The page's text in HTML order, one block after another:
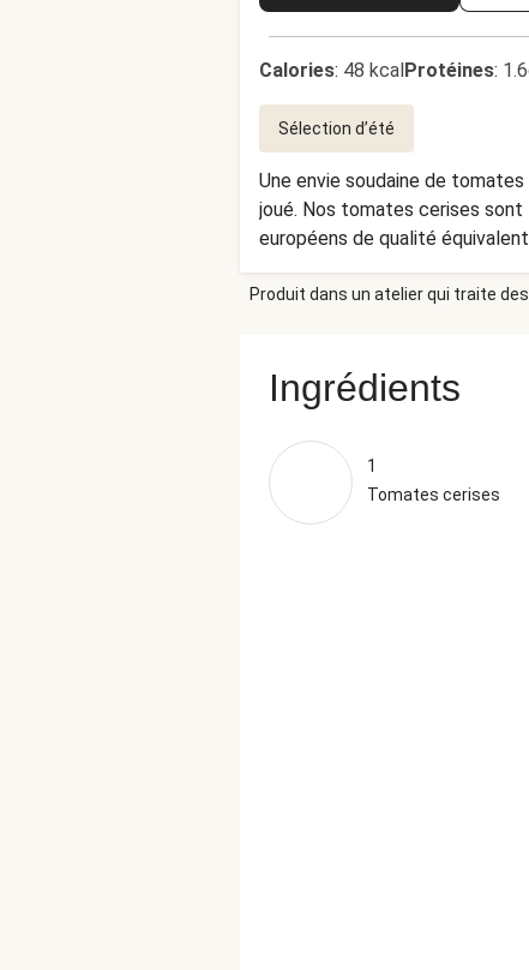
Calories: 48 kcalProtéines:
Sélection d’été
Une envie soudaine de
joué. Nos tomates cerises sont 100% origine France*. *En cas de problème d'approvisionnement nous favorisons des fournisseurs
européens de qualité
Produit dans un atelier qui traite
Ingrédients
1
Tomates cerises